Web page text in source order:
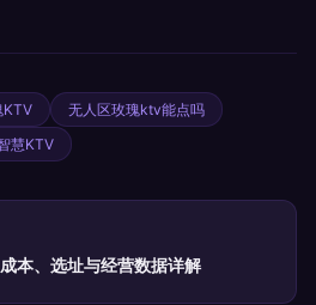
KTV
无人区玫瑰ktv能点吗
慧KTV
本、选址与经营数据详解